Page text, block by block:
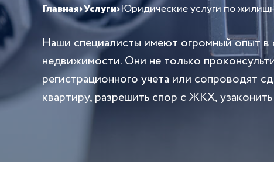
Главная›Услуги›Юридические услуги по
Наши специалисты имеют огромный опыт
недвижимости. Они не только
регистрационного учета или сопроводят
квартиру, разрешить спор с ЖКХ,